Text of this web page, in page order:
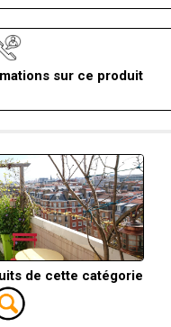
sur ce produit
de cette catégorie